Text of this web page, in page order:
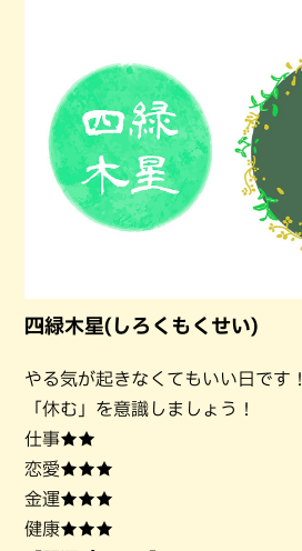
四緑木星(しろくもくせい)
やる気が起きなくてもいい日です！
「休む」を意識しましょう！
仕事★★
恋愛★★★
金運★★★
健康★★★